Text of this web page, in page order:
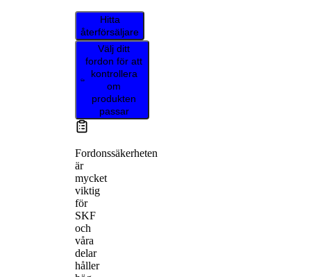
Hitta
återförsäljare
Välj ditt
fordon för att
kontrollera
om
produkten
passar
Fordonssäkerheten
är
mycket
viktig
för
SKF
och
våra
delar
håller